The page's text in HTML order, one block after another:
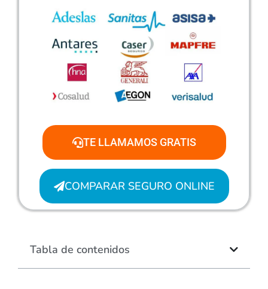
TE LLAMAMOS GRATIS
COMPARAR SEGURO ONLINE
Tabla de contenidos